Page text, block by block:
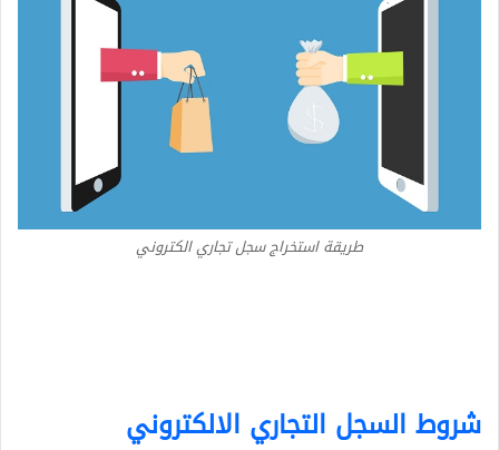
طريقة استخراج سجل تجاري الكتروني
شروط السجل التجاري الالكتروني